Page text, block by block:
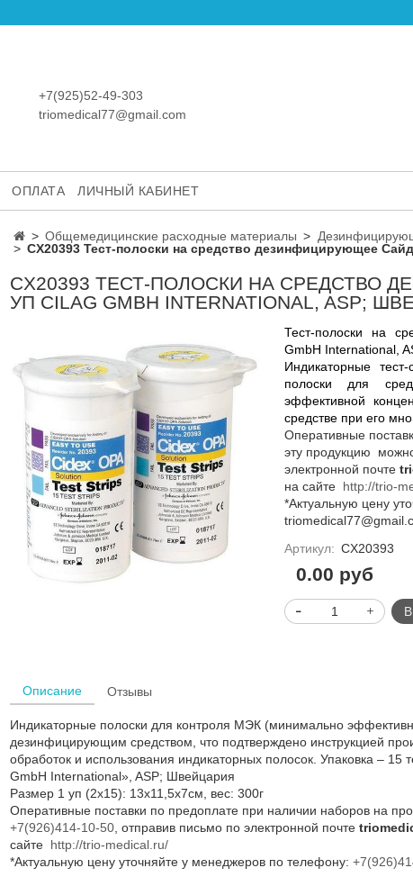
+7(925)52-49-303
triomedical77@gmail.com
ОПЛАТА ЛИЧНЫЙ КАБИНЕТ
Общемедицинские расходные материалы
CX20393 Тест-полоски на средство дезинфицирующее
CX20393 ТЕСТ-ПОЛОСКИ НА СРЕДСТВО
УП CILAG GMBH INTERNATIONAL, ASP;
Тест-полоски на
GmbH International,
Индикаторные
полоски для
эффективной
средстве при его
Оперативные
эту продукцию
электронной почте
на сайте http://trio-
*Актуальную цену
Артикул: CX20393
0.00 руб
Описание
Индикаторные полоски для контроля МЭК (минимально
дезинфицирующим средством, что подтверждено инструкцией
обработок и использования индикаторных полосок. Упаковка –
GmbH International», ASP; Швейцария
Размер 1 уп (2х15): 13х11,5х7см, вес: 300г
Оперативные поставки по предоплате при наличии наборов на
+7(926)414-10-50 , отправив письмо по электронной почте
сайте http://trio-medical.ru/
*Актуальную цену уточняйте у менеджеров по телефону:
Отзывы